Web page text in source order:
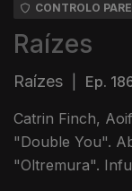
CONTROLO
Raízes
Raízes Ep.
Catrin Finch,
"Double You".
"Oltremura".